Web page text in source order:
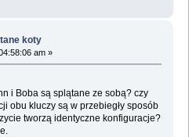
koty
am »
i Boba są splątane ze sobą? czy
obu kluczy są w przebiegły sposób
tworzą identyczne konfiguracje?